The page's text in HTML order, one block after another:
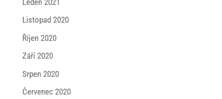
Listopad 2020
Říjen 2020
Září 2020
Srpen 2020
Červenec 2020